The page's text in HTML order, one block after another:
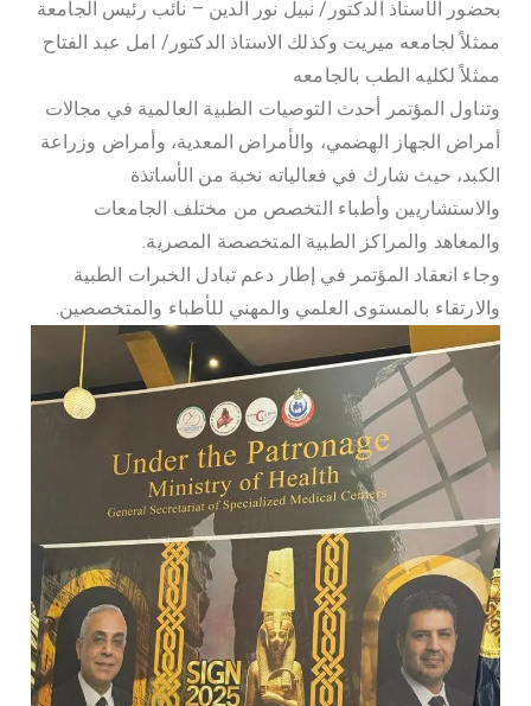
ة
–
ج
ا
م
ع
ة
م
ير
ي
ت
بحضور الأستاذ الدكتور/ نبيل نور الدين – نائب رئيس الجامعة
ممثلاً لجامعه ميريت وكذلك الاستاذ الدكتور/ امل عبد الفتاح
ممثلاً لكليه الطب بالجامعه
وتناول المؤتمر أحدث التوصيات الطبية العالمية في مجالات
أمراض الجهاز الهضمي، والأمراض المعدية، وأمراض وزراعة
الكبد، حيث شارك في فعالياته نخبة من الأساتذة
والاستشاريين وأطباء التخصص من مختلف الجامعات
والمعاهد والمراكز الطبية المتخصصة المصرية.
وجاء انعقاد المؤتمر في إطار دعم تبادل الخبرات الطبية
والارتقاء بالمستوى العلمي والمهني للأطباء والمتخصصين.